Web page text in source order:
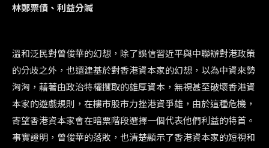
林鄭票債、利益分贓
溫和泛民對曾俊華的幻想，除了誤信習近平與中聯辦對港政策
的分歧之外，也還建基於對香港資本家的幻想，以為中資來勢
洶洶，藉著由政治特權攫取的雄厚資本，無視甚至破壞香港資
本家的遊戲規則，在樓市股市力挫港資爭雄，由於這種危機，
寄望香港資本家會在暗票階段選擇一個代表他們利益的特首。
事實證明，曾俊華的落敗，也清楚顯示了香港資本家的短視和